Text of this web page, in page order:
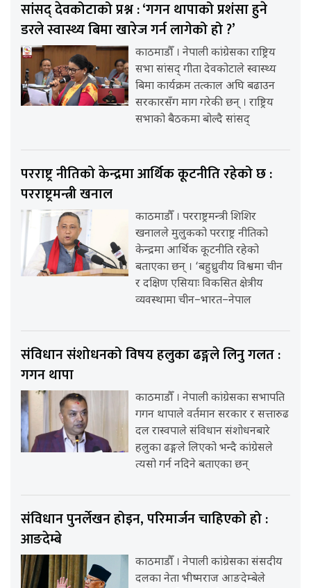
सांसद् देवकोटाको प्रश्न : ‘गगन थापाको प्रशंसा हुने
डरले स्वास्थ्य बिमा खारेज गर्न लागेको हो ?’
काठमाडौँ । नेपाली कांग्रेसका राष्ट्रिय
सभा सांसद् गीता देवकोटाले स्वास्थ्य
बिमा कार्यक्रम तत्काल अघि बढाउन
सरकारसँग माग गरेकी छन् । राष्ट्रिय
सभाको बैठकमा बोल्दै सांसद्
परराष्ट्र नीतिको केन्द्रमा आर्थिक कूटनीति रहेको छ :
परराष्ट्रमन्त्री खनाल
काठमाडौँ । परराष्ट्रमन्त्री शिशिर
खनालले मुलुकको परराष्ट्र नीतिको
केन्द्रमा आर्थिक कूटनीति रहेको
बताएका छन् । ‘बहुध्रुवीय विश्वमा चीन
र दक्षिण एसियाः विकसित क्षेत्रीय
व्यवस्थामा चीन–भारत–नेपाल
संविधान संशोधनको विषय हलुका ढङ्गले लिनु गलत :
गगन थापा
काठमाडौँ । नेपाली कांग्रेसका सभापति
गगन थापाले वर्तमान सरकार र सत्तारुढ
दल रास्वपाले संविधान संशोधनबारे
हलुका ढङ्गले लिएको भन्दै कांग्रेसले
त्यसो गर्न नदिने बताएका छन्
संविधान पुनर्लेखन होइन, परिमार्जन चाहिएको हो :
आङदेम्बे
काठमाडौँ । नेपाली कांग्रेसका संसदीय
दलका नेता भीष्मराज आङदेम्बेले